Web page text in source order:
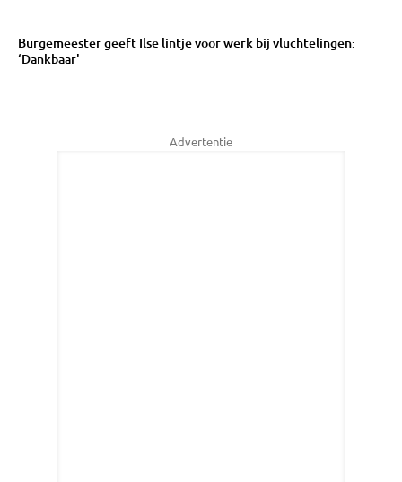
Burgemeester geeft Ilse lintje voor werk bij vluchtelingen:
‘Dankbaar'
Advertentie